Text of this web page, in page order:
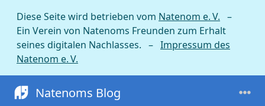
Diese Seite wird betrieben vom Natenom e. V. –
Ein Verein von Natenoms Freunden zum Erhalt
seines digitalen Nachlasses. – Impressum des
Natenom e. V.
Natenoms Blog